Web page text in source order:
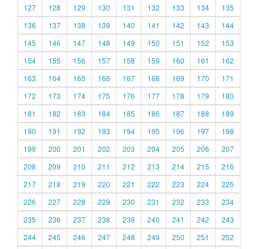
127
128 129 130 131 132 133 134
135
136
137 138 139 140 141 142 143
144
145
146 147 148 149 150 151 152
153
154
155 156 157 158 159 160 161
162
163
164 165 166 167 168 169 170
171
172
173 174 175 176 177 178 179
180
181
182 183 184 185 186 187 188
189
190
191 192 193 194 195 196 197
198
199
200 201 202 203 204 205 206
207
208
209 210 211 212 213 214 215
216
217
218 219 220 221 222 223 224
225
226
227 228 229 230 231 232 233
234
235
236 237 238 239 240 241 242
243
244
245 246 247 248 249 250 251 252